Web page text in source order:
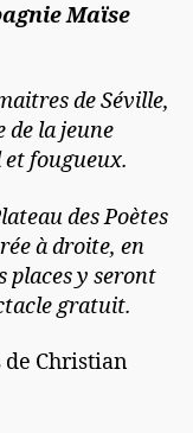
Maïse
de Séville,
de la jeune
fougueux.
des Poètes
à droite, en
places y seront
gratuit.
de Christian